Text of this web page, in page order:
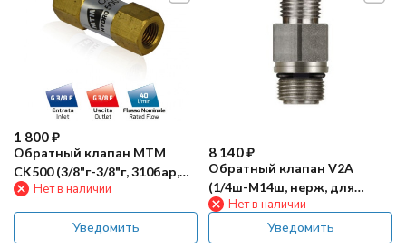
1 800₽
Обратный клапан MTM
CK500 (3/8"г-3/8"г, 310бар,
40л/мин, лат)
Нет в наличии
Уведомить
8 140₽
Обратный клапан V2A
(1/4ш-М14ш, нерж, для
ST163-168)
Нет в наличии
Уведомить